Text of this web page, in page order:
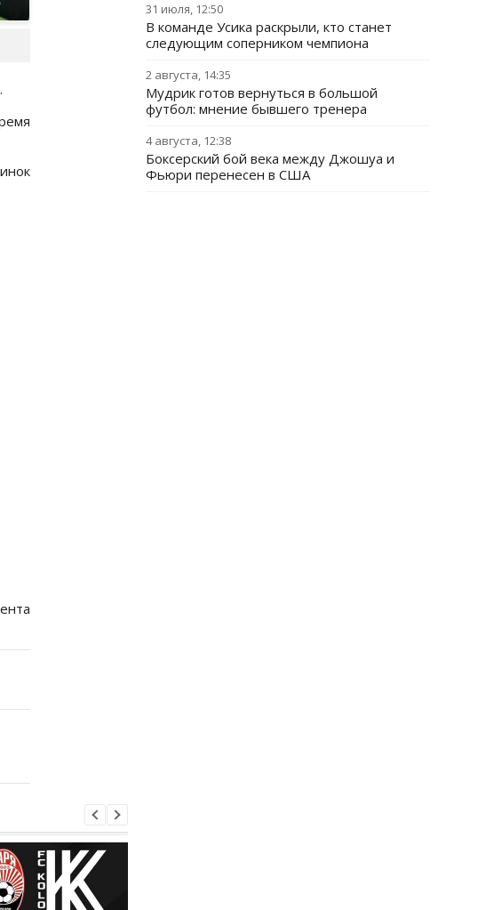
31 июля, 12:50
В команде Усика раскрыли, кто станет
следующим соперником чемпиона
2 августа, 14:35
Мудрик готов вернуться в большой
футбол: мнение бывшего тренера
4 августа, 12:38
Боксерский бой века между Джошуа и
Фьюри перенесен в США